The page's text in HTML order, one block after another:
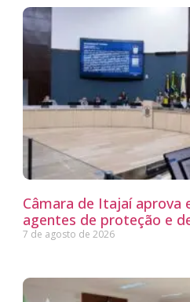
Câmara de Itajaí aprova
agentes de proteção e
7 de agosto de 2026